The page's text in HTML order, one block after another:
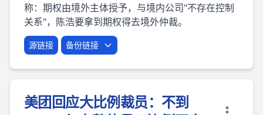
称：期权由境外主体授予，与境内公司"不存在控制
关系"，陈浩要拿到期权得去境外仲裁。
源链接 备份链接
美团回应大比例裁员：不到